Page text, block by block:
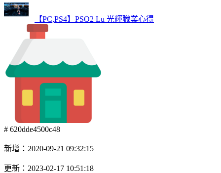
【PC,PS4】PSO2 Lu 光輝職業心得
# 620dde4500c48
新增：2020-09-21 09:32:15
更新：2023-02-17 10:51:18